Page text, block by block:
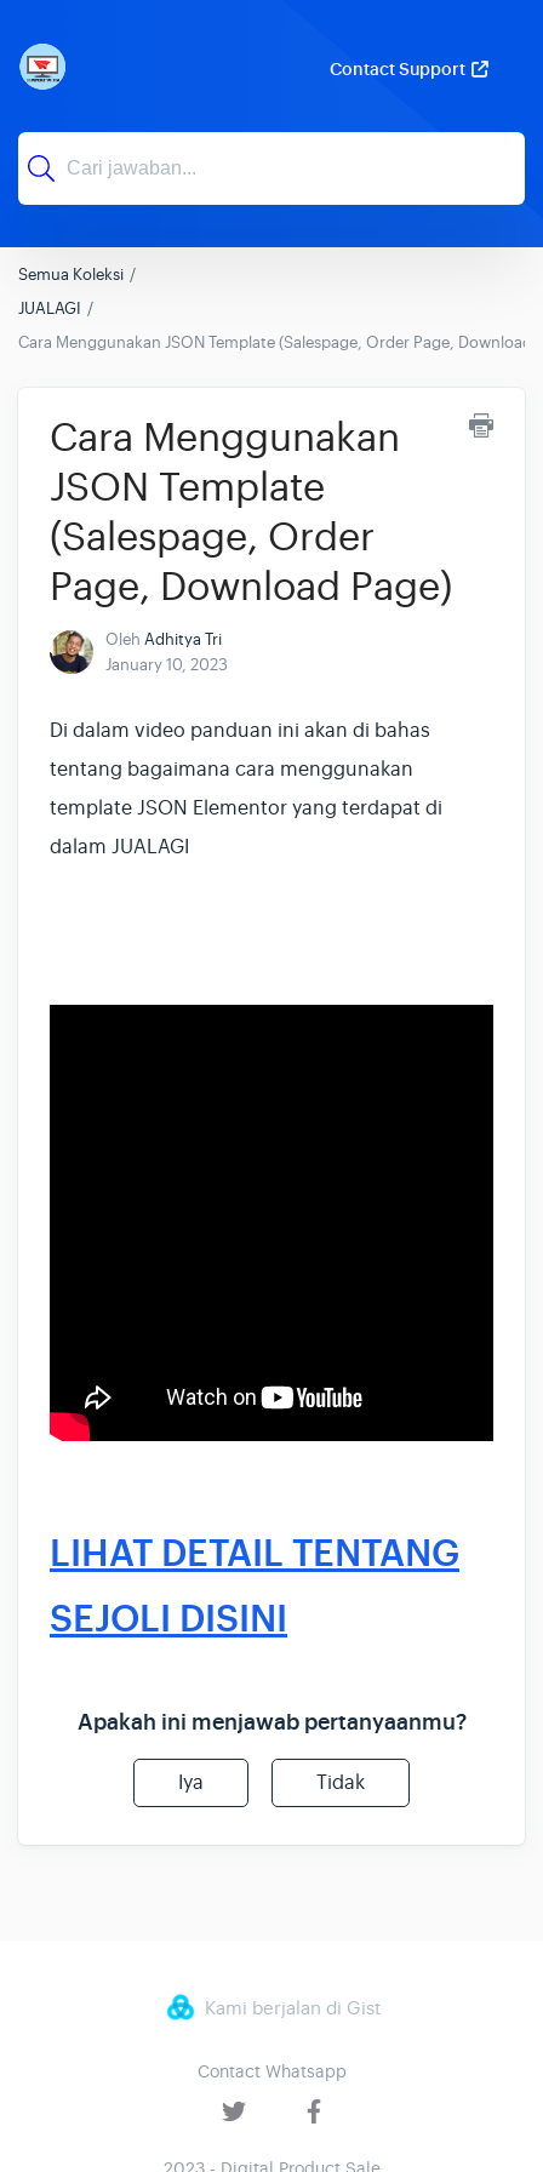
Contact Support
Semua Koleksi
JUALAGI
Cara Menggunakan JSON Template (Salespage, Order Page, Download
Cara Menggunakan
JSON Template
(Salespage, Order
Page, Download Page)
Oleh Adhitya Tri
January 10, 2023
Di dalam video panduan ini akan di bahas
tentang bagaimana cara menggunakan
template JSON Elementor yang terdapat di
dalam JUALAGI
LIHAT DETAIL TENTANG
SEJOLI DISINI
Apakah ini menjawab pertanyaanmu?
Iya Tidak
Kami berjalan di Gist
Contact Whatsapp